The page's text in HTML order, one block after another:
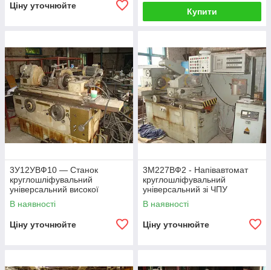
Ціну уточнюйте
Купити
3У12УВФ10 — Станок
круглошліфувальний
універсальний високої
точності
В наявності
Ціну уточнюйте
3М227ВФ2 - Напівавтомат
круглошліфувальний
універсальний зі ЧПУ
В наявності
Ціну уточнюйте